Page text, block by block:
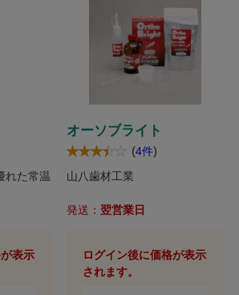
れた常温
表示
オーソブライト
(4件)
山八歯材工業
発送： 翌営業日
ログイン後に価格が表示
されます。